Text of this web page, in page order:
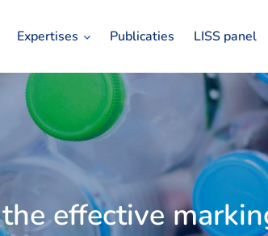
Expertises Publicaties LISS panel
effective